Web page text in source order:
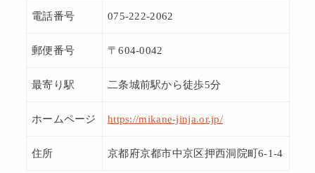
電話番号 075-222-2062
郵便番号 〒604-0042
最寄り駅 二条城前駅から徒歩5分
ホームページ https://mikane-jinja.or.jp/
住所 京都府京都市中京区押西洞院町6-1-4